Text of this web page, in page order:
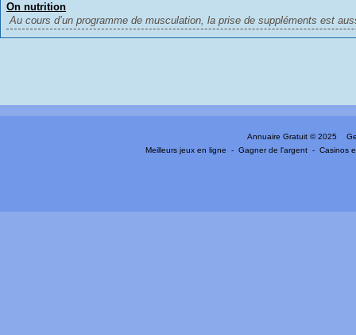
On nutrition
Au cours d’un programme de musculation, la prise de suppléments est
Annuaire Gratuit © 2025
Meilleurs jeux en ligne
-Gagner de l'argent -Casinos